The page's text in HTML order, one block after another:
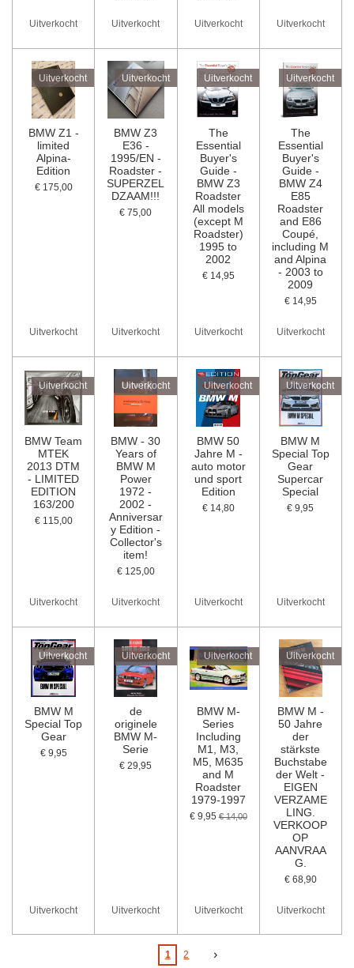
Uitverkocht Uitverkocht Uitverkocht Uitverkocht
Uitverkocht
BMW Z1 -
limited
Alpina-
Edition
€ 175,00
Uitverkocht
Uitverkocht
BMW Z3
E36 -
1995/EN -
Roadster -
SUPERZEL
DZAAM!!!
€ 75,00
Uitverkocht
Uitverkocht
The
Essential
Buyer's
Guide -
BMW Z3
Roadster
All models
(except M
Roadster)
1995 to
2002
€ 14,95
Uitverkocht
Uitverkocht
The
Essential
Buyer's
Guide -
BMW Z4
E85
Roadster
and E86
Coupé,
including M
and Alpina
- 2003 to
2009
€ 14,95
Uitverkocht
Uitverkocht
BMW Team
MTEK
2013 DTM
- LIMITED
EDITION
163/200
€ 115,00
Uitverkocht
Uitverkocht
BMW - 30
Years of
BMW M
Power
1972 -
2002 -
Anniversar
y Edition -
Collector's
item!
€ 125,00
Uitverkocht
Uitverkocht
BMW 50
Jahre M -
auto motor
und sport
Edition
€ 14,80
Uitverkocht
Uitverkocht
BMW M
Special Top
Gear
Supercar
Special
€ 9,95
Uitverkocht
Uitverkocht
BMW M
Special Top
Gear
€ 9,95
Uitverkocht
Uitverkocht
de
originele
BMW M-
Serie
€ 29,95
Uitverkocht
Uitverkocht
BMW M-
Series
Including
M1, M3,
M5, M635
and M
Roadster
1979-1997
€ 9,95 € 14,00
Uitverkocht
Uitverkocht
BMW M -
50 Jahre
der
stärkste
Buchstabe
der Welt -
EIGEN
VERZAME
LING.
VERKOOP
OP
AANVRAA
G.
€ 68,90
Uitverkocht
1 2